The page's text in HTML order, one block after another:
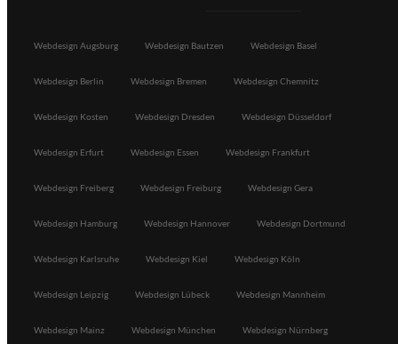
Webdesign Augsburg Webdesign Bautzen Webdesign Basel
Webdesign Berlin Webdesign Bremen Webdesign Chemnitz
Webdesign Kosten Webdesign Dresden Webdesign Düsseldorf
Webdesign Erfurt Webdesign Essen Webdesign Frankfurt
Webdesign Freiberg Webdesign Freiburg Webdesign Gera
Webdesign Hamburg Webdesign Hannover Webdesign Dortmund
Webdesign Karlsruhe Webdesign Kiel Webdesign Köln
Webdesign Leipzig Webdesign Lübeck Webdesign Mannheim
Webdesign Mainz Webdesign München Webdesign Nürnberg